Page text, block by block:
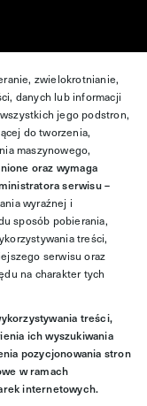
zwielokrotnianie,
danych lub informacji
jego podstron,
do tworzenia,
maszynowego,
oraz wymaga
serwisu –
wyraźnej i
sposób pobierania,
treści,
serwisu oraz
na charakter tych
treści,
ich wyszukiwania
pozycjonowania stron
w ramach
internetowych.